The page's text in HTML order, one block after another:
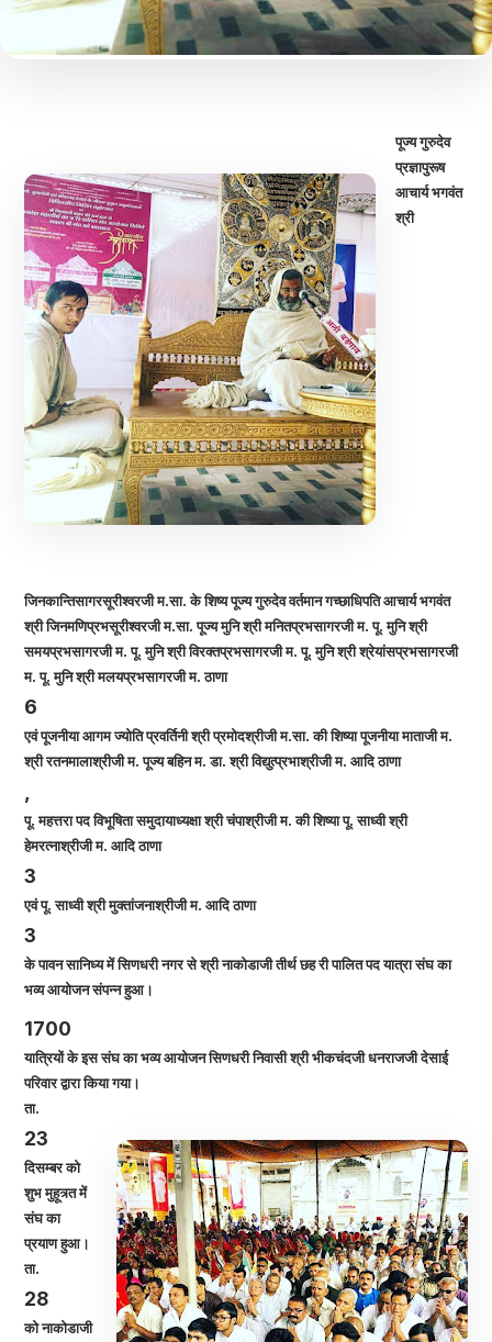
पूज्य गुरुदेव
प्रज्ञापुरूष
आचार्य भगवंत
श्री
जिनकान्तिसागरसूरीश्वरजी म.सा. के शिष्य पूज्य गुरुदेव वर्तमान गच्छाधिपति आचार्य भगवंत
श्री जिनमणिप्रभसूरीश्वरजी म.सा. पूज्य मुनि श्री मनितप्रभसागरजी म. पू. मुनि श्री
समयप्रभसागरजी म. पू. मुनि श्री विरक्तप्रभसागरजी म. पू. मुनि श्री श्रेयांसप्रभसागरजी
म. पू. मुनि श्री मलयप्रभसागरजी म. ठाणा
6
एवं पूजनीया आगम ज्योति प्रवर्तिनी श्री प्रमोदश्रीजी म.सा. की शिष्या पूजनीया माताजी म.
श्री रतनमालाश्रीजी म. पूज्य बहिन म. डा. श्री विद्युत्प्रभाश्रीजी म. आदि ठाणा
पू. महत्तरा पद विभूषिता समुदायाध्यक्षा श्री चंपाश्रीजी म. की शिष्या पू. साध्वी श्री
हेमरत्नाश्रीजी म. आदि ठाणा
3
एवं पू. साध्वी श्री मुक्तांजनाश्रीजी म. आदि ठाणा
3
के पावन सानिध्य में सिणधरी नगर से श्री नाकोडाजी तीर्थ छह री पालित पद यात्रा संघ का
भव्य आयोजन संपन्न हुआ।
1700
यात्रियों के इस संघ का भव्य आयोजन सिणधरी निवासी श्री भीकचंदजी धनराजजी देसाई
परिवार द्वारा किया गया।
ता.
23
दिसम्बर को
शुभ मुहूत्र्त में
संघ का
प्रयाण हुआ।
ता.
28
को नाकोडाजी